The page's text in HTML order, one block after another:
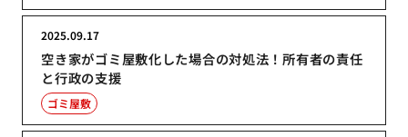
空き家がゴミ屋敷化した場合の対処法！所有者の責任
と行政の支援
2025.09.17
ゴミ屋敷